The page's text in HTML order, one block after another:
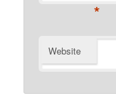
*
Website